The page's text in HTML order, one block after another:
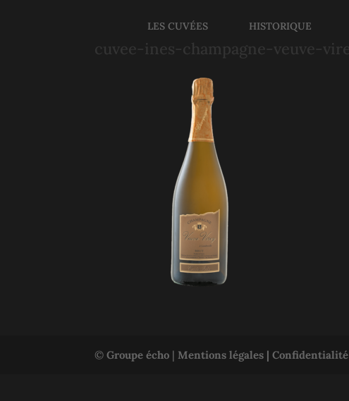
LES CUVÉES HISTORIQUE
cuvee-ines-champagne-veuve-
©Groupe écho | Mentions légales |